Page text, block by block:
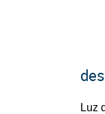
Luz